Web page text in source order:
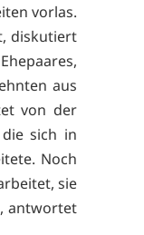
vorlas.
diskutiert
aus
von der
sich in
Noch
sie
antwortet